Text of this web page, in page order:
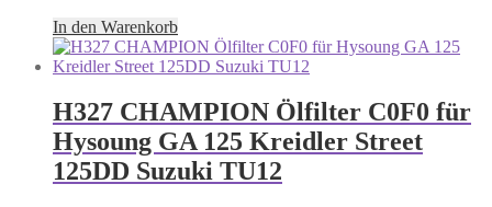
In den Warenkorb
H327 CHAMPION Ölfilter C0F0 für
Hysoung GA 125 Kreidler Street
125DD Suzuki TU12